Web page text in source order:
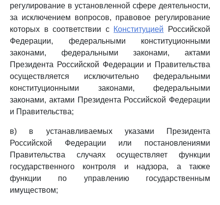
регулирование в установленной сфере деятельности,
за исключением вопросов, правовое регулирование
которых в соответствии с Конституцией Российской
Федерации, федеральными конституционными
законами, федеральными законами, актами
Президента Российской Федерации и Правительства
осуществляется исключительно федеральными
конституционными законами, федеральными
законами, актами Президента Российской Федерации
и Правительства;
в) в устанавливаемых указами Президента
Российской Федерации или постановлениями
Правительства случаях осуществляет функции
государственного контроля и надзора, а также
функции по управлению государственным
имуществом;